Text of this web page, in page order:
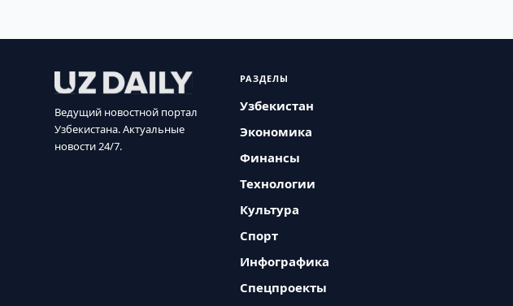
Ведущий новостной портал
Узбекистана. Актуальные
новости 24/7.
РАЗДЕЛЫ
Узбекистан
Экономика
Финансы
Технологии
Культура
Спорт
Инфографика
Спецпроекты